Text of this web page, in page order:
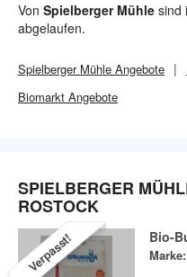
Von Spielberger Mühle sind
abgelaufen.
Spielberger Mühle Angebote
Biomarkt Angebote
SPIELBERGER
ROSTOCK
Verpasst! Bio-
Marke: